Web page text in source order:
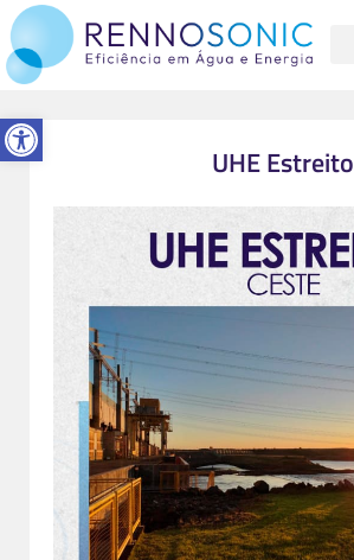
Abrir a barra de ferramentas
UHE Estreito